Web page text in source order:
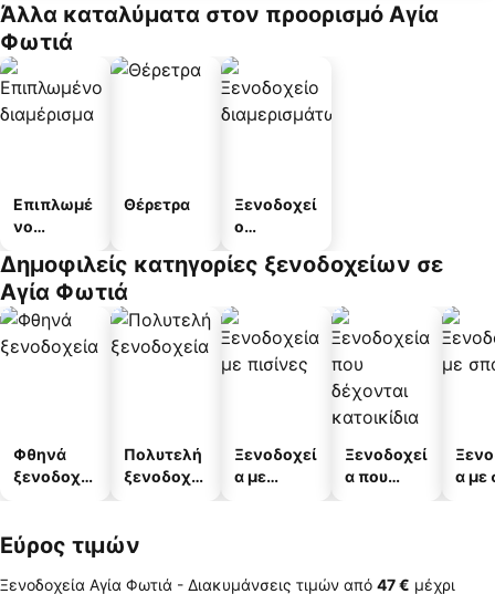
Άλλα καταλύματα στον προορισμό Αγία
Φωτιά
Επιπλωμέ
νο
α
Θέρετρα
Ξενοδοχεί
ο
άτων
Δημοφιλείς κατηγορίες ξενοδοχείων σε
Αγία Φωτιά
Φθηνά
ξενοδοχεί
Πολυτελή
ξενοδοχεί
Ξενοδοχεί
α με
Ξενοδοχεί
α που
α με
Εύρος τιμών
Ξενοδοχεία Αγία Φωτιά - Διακυμάνσεις τιμών από ‎47 € μέχρι